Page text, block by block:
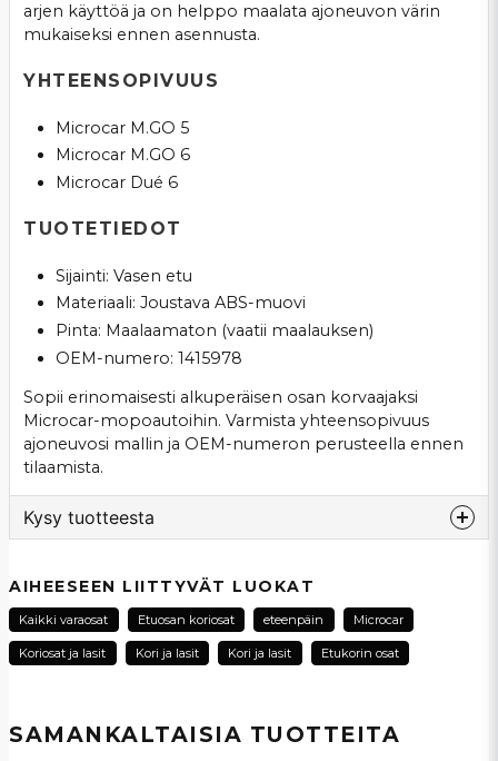
SAMANKALTAISIA ​​TUOTTEITA
arjen käyttöä ja on helppo maalata ajoneuvon värin
mukaiseksi ennen asennusta.
YHTEENSOPIVUUS
Microcar M.GO 5
Microcar M.GO 6
Microcar Dué 6
TUOTETIEDOT
Sijainti: Vasen etu
Materiaali: Joustava ABS-muovi
Pinta: Maalaamaton (vaatii maalauksen)
OEM-numero: 1415978
Sopii erinomaisesti alkuperäisen osan korvaajaksi
Microcar-mopoautoihin. Varmista yhteensopivuus
ajoneuvosi mallin ja OEM-numeron perusteella ennen
tilaamista.
Kysy tuotteesta
Kysy meiltä tästä tuotteesta...
AIHEESEEN LIITTYVÄT LUOKAT
Kaikki varaosat Etuosan koriosat eteenpäin Microcar
Koriosat ja lasit Kori ja lasit Kori ja lasit Etukorin osat